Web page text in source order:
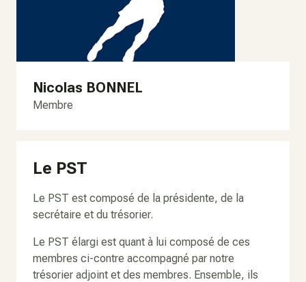
Nicolas BONNEL
Membre
Le PST
Le PST est composé de la présidente, de la
secrétaire et du trésorier.
Le PST élargi est quant à lui composé de ces
membres ci-contre accompagné par notre
trésorier adjoint et des membres. Ensemble, ils